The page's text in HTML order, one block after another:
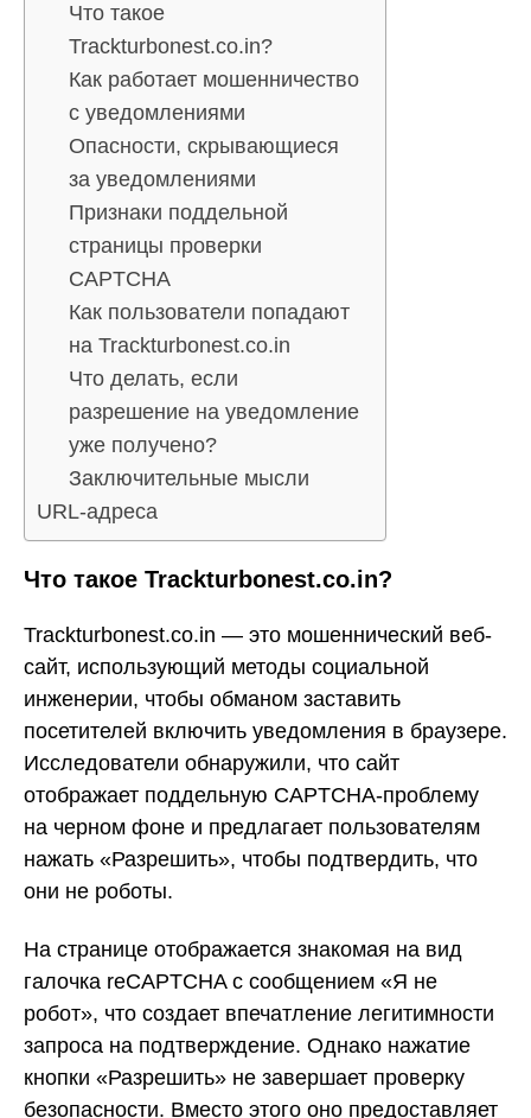
Что такое
Trackturbonest.co.in?
Как работает мошенничество
с уведомлениями
Опасности, скрывающиеся
за уведомлениями
Признаки поддельной
страницы проверки
CAPTCHA
Как пользователи попадают
на Trackturbonest.co.in
Что делать, если
разрешение на уведомление
уже получено?
Заключительные мысли
URL-адреса
Что такое Trackturbonest.co.in?
Trackturbonest.co.in — это мошеннический веб-
сайт, использующий методы социальной
инженерии, чтобы обманом заставить
посетителей включить уведомления в браузере.
Исследователи обнаружили, что сайт
отображает поддельную CAPTCHA-проблему
на черном фоне и предлагает пользователям
нажать «Разрешить», чтобы подтвердить, что
они не роботы.
На странице отображается знакомая на вид
галочка reCAPTCHA с сообщением «Я не
робот», что создает впечатление легитимности
запроса на подтверждение. Однако нажатие
кнопки «Разрешить» не завершает проверку
безопасности. Вместо этого оно предоставляет